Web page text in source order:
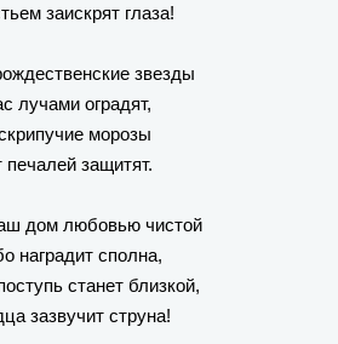
заискрят глаза!
звезды
лучами оградят,
морозы
печалей защитят.
дом любовью чистой
наградит сполна,
станет близкой,
зазвучит струна!